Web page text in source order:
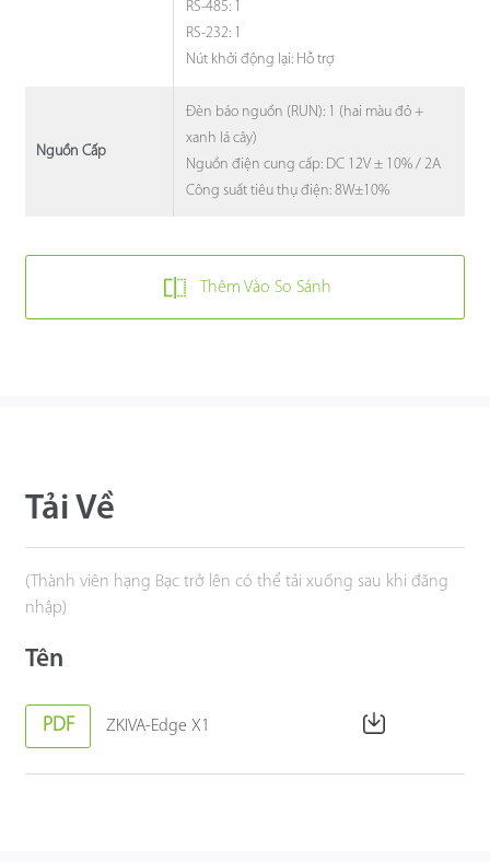
RS-485: 1
RS-232: 1
Nút khởi động lại: Hỗ trợ
Nguồn Cấp
Đèn báo nguồn (RUN): 1 (hai màu đỏ +
xanh lá cây)
Nguồn điện cung cấp: DC 12V ± 10% / 2A
Công suất tiêu thụ điện: 8W±10%
Thêm Vào So Sánh
Tải Về
(Thành viên hạng Bạc trở lên có thể tải xuống sau khi đăng
nhập)
Tên
PDF ZKIVA-Edge X1